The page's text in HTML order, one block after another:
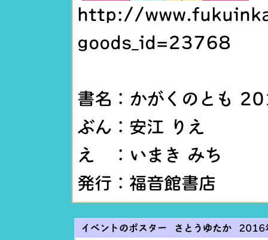
http://
goods_id=23768
書名：かがくのとも
ぶん：安江 りえ
え ：いまき みち
発行：福音館書店
イベントのポスター さとうゆたか2016